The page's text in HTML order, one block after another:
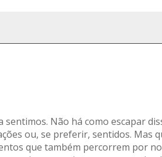
Não há como escapar
ou, se preferir, sentidos. Mas
que também percorrem por